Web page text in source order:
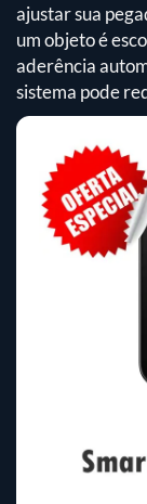
ajustar sua
um objeto é
aderência
sistema pode